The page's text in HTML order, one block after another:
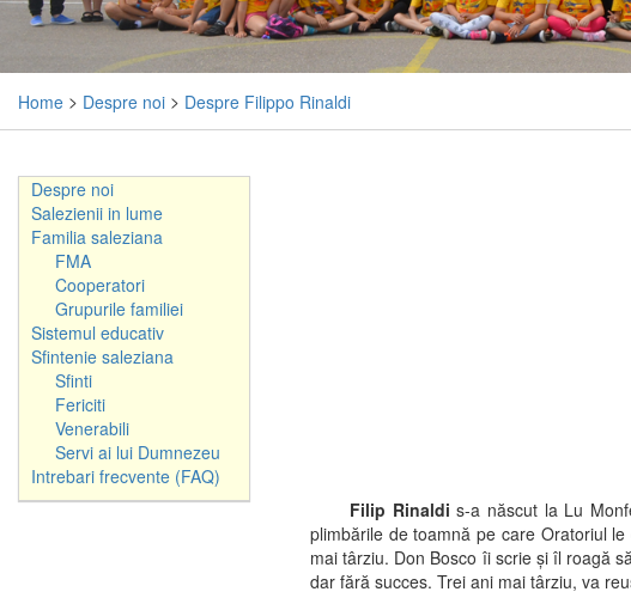
Home > Despre noi > Despre Filippo Rinaldi
Despre noi
Salezienii in lume
Familia saleziana
FMA
Cooperatori
Grupurile familiei
Sistemul educativ
Sfintenie saleziana
Sfinti
Fericiti
Venerabili
Servi ai lui Dumnezeu
Intrebari frecvente (FAQ)
Filip Rinaldi s-a născut la Lu
plimbările de toamnă pe care Oratoriul
mai târziu. Don Bosco îi scrie şi îl roagă
dar fără succes. Trei ani mai târziu, va